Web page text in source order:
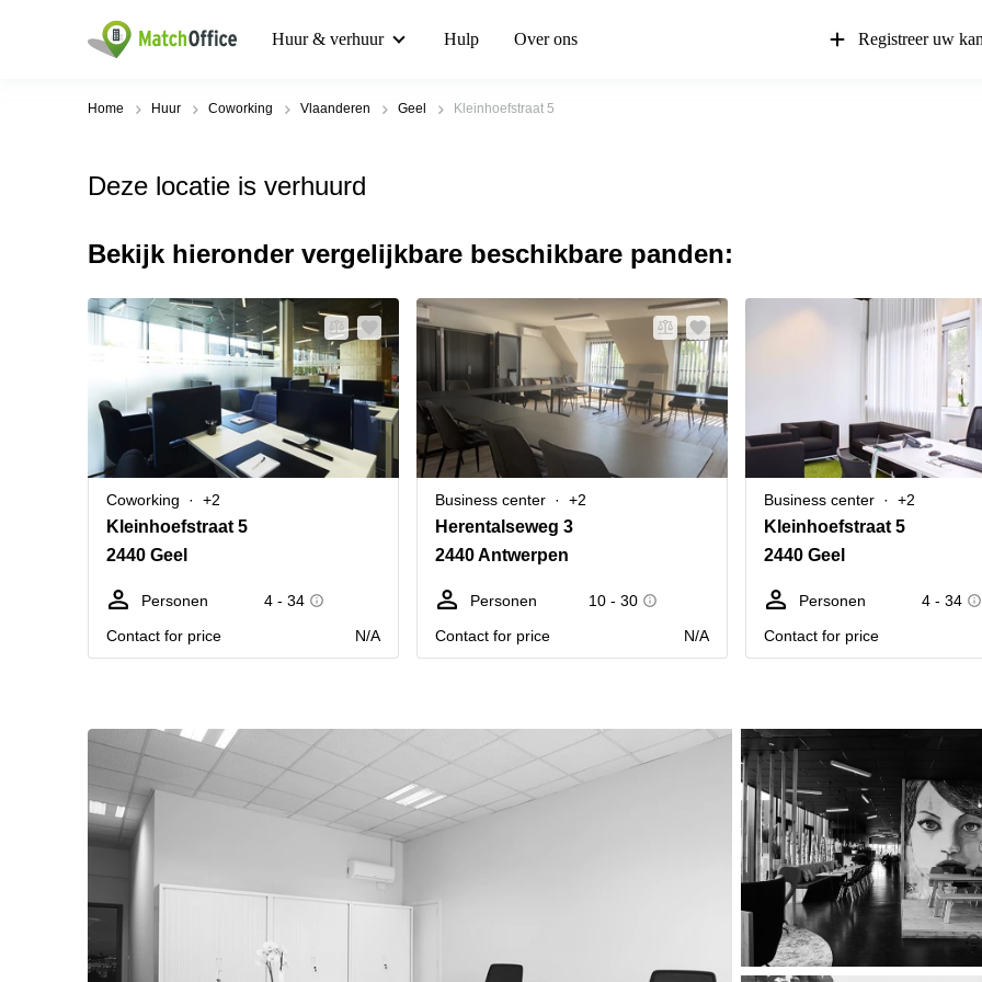
Huur & verhuur Hulp Over ons Registreer uw
Home Huur Coworking Vlaanderen Geel Kleinhoefstraat 5
Deze locatie is verhuurd
Bekijk hieronder vergelijkbare beschikbare panden:
Coworking +2
Kleinhoefstraat 5
2440 Geel
Personen
4 - 34
Contact for price
N/A
Business center +2
Herentalseweg 3
2440 Antwerpen
Personen
10 - 30
Contact for price
N/A
Business center +2
Kleinhoefstraat 5
2440 Geel
Personen
4 - 34
Contact for price